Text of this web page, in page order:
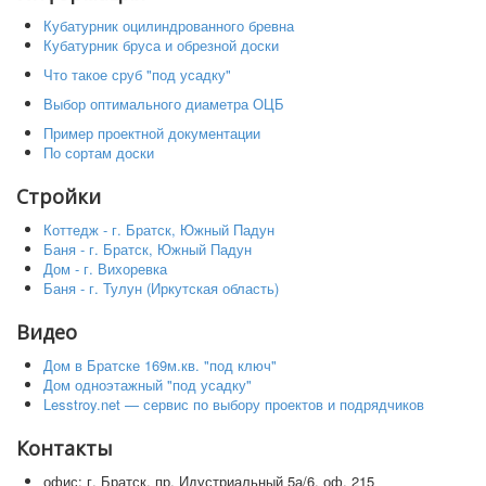
Кубатурник оцилиндрованного бревна
Кубатурник бруса и обрезной доски
Что такое сруб "под усадку"
Выбор оптимального диаметра ОЦБ
Пример проектной документации
По сортам доски
Стройки
Коттедж - г. Братск, Южный Падун
Баня - г. Братск, Южный Падун
Дом - г. Вихоревка
Баня - г. Тулун (Иркутская область)
Видео
Дом в Братске 169м.кв. "под ключ"
Дом одноэтажный "под усадку"
Lesstroy.net — сервис по выбору проектов и подрядчиков
Контакты
офис: г. Братск, пр. Идустриальный 5а/6, оф. 215